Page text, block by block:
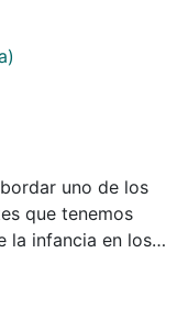
uno de los
que tenemos
la infancia en los
política. Está